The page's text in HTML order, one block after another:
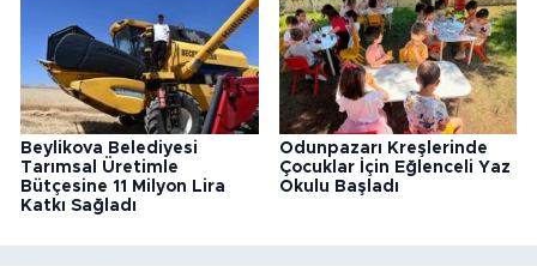
Beylikova Belediyesi
Tarımsal Üretimle
Bütçesine 11 Milyon Lira
Katkı Sağladı
Odunpazarı Kreşlerinde
Çocuklar İçin Eğlenceli Yaz
Okulu Başladı